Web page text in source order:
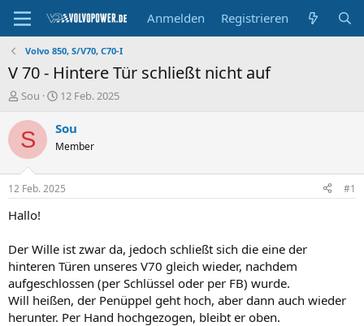
Anmelden Registrieren
Volvo 850, S/V70, C70-I
V 70 - Hintere Tür schließt nicht auf
E
s
t
e
r
Sou
E
s
e
l
t
12 Feb. 2025
S Sou
Member
12 Feb. 2025 #1
Hallo!
Der Wille ist zwar da, jedoch schließt sich die eine der
hinteren Türen unseres V70 gleich wieder, nachdem
aufgeschlossen (per Schlüssel oder per FB) wurde.
Will heißen, der Penüppel geht hoch, aber dann auch wieder
herunter. Per Hand hochgezogen, bleibt er oben.